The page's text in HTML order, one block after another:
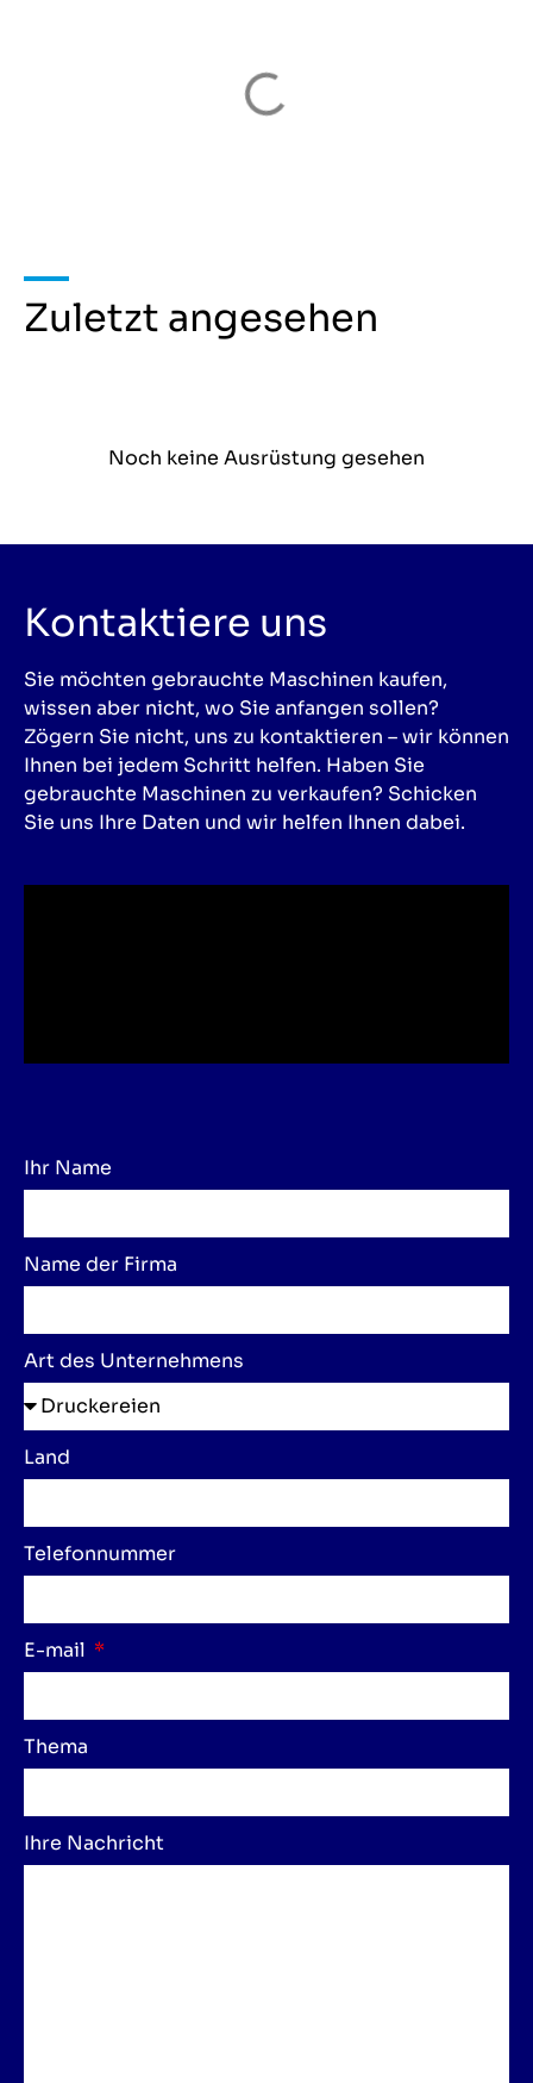
Zuletzt angesehen
Noch keine Ausrüstung gesehen
Kontaktiere uns
Sie möchten gebrauchte Maschinen kaufen,
wissen aber nicht, wo Sie anfangen sollen?
Zögern Sie nicht, uns zu kontaktieren – wir können
Ihnen bei jedem Schritt helfen. Haben Sie
gebrauchte Maschinen zu verkaufen? Schicken
Sie uns Ihre Daten und wir helfen Ihnen dabei.
Ihr Name
Name der Firma
Art des Unternehmens
Land
Telefonnummer
E-mail
Thema
Ihre Nachricht